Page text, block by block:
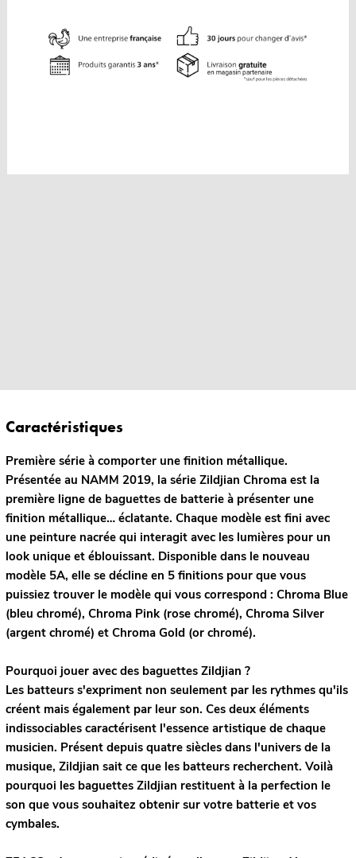
Caractéristiques
Première série à comporter une finition métallique.
Présentée au NAMM 2019, la série Zildjian Chroma est la
première ligne de baguettes de batterie à présenter une
finition métallique… éclatante. Chaque modèle est fini avec
une peinture nacrée qui interagit avec les lumières pour un
look unique et éblouissant. Disponible dans le nouveau
modèle 5A, elle se décline en 5 finitions pour que vous
puissiez trouver le modèle qui vous correspond : Chroma Blue
(bleu chromé), Chroma Pink (rose chromé), Chroma Silver
(argent chromé) et Chroma Gold (or chromé).
Pourquoi jouer avec des baguettes Zildjian ?
Les batteurs s'expriment non seulement par les rythmes qu'ils
créent mais également par leur son. Ces deux éléments
indissociables caractérisent l'essence artistique de chaque
musicien. Présent depuis quatre siècles dans l'univers de la
musique, Zildjian sait ce que les batteurs recherchent. Voilà
pourquoi les baguettes Zildjian restituent à la perfection le
son que vous souhaitez obtenir sur votre batterie et vos
cymbales.